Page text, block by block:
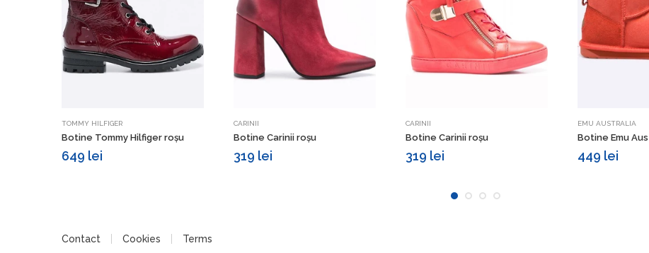
Vezi detalii
TOMMY HILFIGER
Botine Tommy Hilfiger roșu
649 lei
CARINII
Botine Carinii roșu
319 lei
CARINII
Botine Carinii roșu
319 lei
EMU AUSTRALIA
Botine Emu
449 lei
Contact Cookies Terms